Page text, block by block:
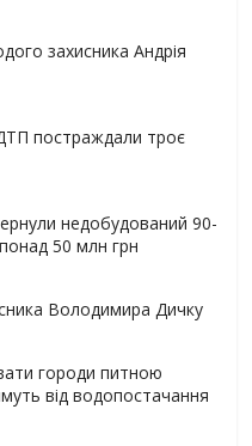
захисника Андрія
постраждали троє
недобудований 90-
50 млн грн
Володимира Дичку
городи питною
від водопостачання